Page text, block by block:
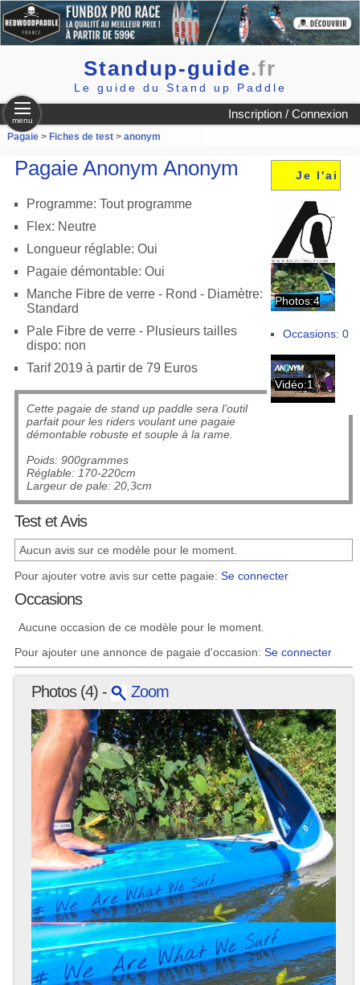
Standup-guide.fr
Le guide du Stand up Paddle
Inscription / Connexion
menu
Pagaie> Fiches de test> anonym
Je l'ai
Photos:4
Occasions: 0
Vidéo:1
Pagaie Anonym Anonym
Programme: Tout programme
Flex: Neutre
Longueur réglable: Oui
Pagaie démontable: Oui
Manche Fibre de verre - Rond - Diamètre:
Standard
Pale Fibre de verre - Plusieurs tailles
dispo: non
Tarif 2019 à partir de 79 Euros
Cette pagaie de stand up paddle sera l’outil
parfait pour les riders voulant une pagaie
démontable robuste et souple à la rame.
Poids: 900grammes
Réglable: 170-220cm
Largeur de pale: 20,3cm
Test et Avis
Aucun avis sur ce modèle pour le moment.
Pour ajouter votre avis sur cette pagaie: Se connecter
Occasions
Aucune occasion de ce modèle pour le moment.
Pour ajouter une annonce de pagaie d'occasion: Se connecter
Photos (4) - Zoom